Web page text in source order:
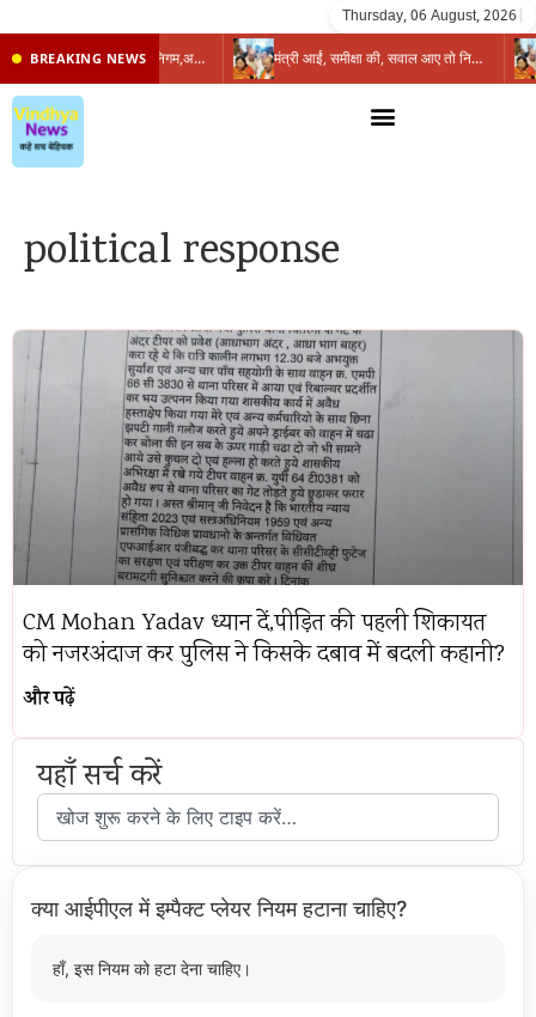
Thursday, 06 August, 2026
BREAKING NEWS प्रभारी मंत्री के निशाने पर नगर निगम,अफसरों को 10 दिन का अल्टीमेटम,नहीं होगी कार्रवाई, महापौर-आयुक्त के बीच सौहार्दहीनता पर मंत्री ने उठाए सवाल मंत्री आईं, समीक्षा की, सवाल आए तो निकल गईं – खाली जयंत चौंकीं पर नहीं दिया जवाब
political response
CM Mohan Yadav ध्यान दें,पीड़ित की पहली शिकायत
को नजरअंदाज कर पुलिस ने किसके दबाव में बदली कहानी?
और पढ़ें
यहाँ सर्च करें
क्या आईपीएल में इम्पैक्ट प्लेयर नियम हटाना चाहिए?
हाँ, इस नियम को हटा देना चाहिए।